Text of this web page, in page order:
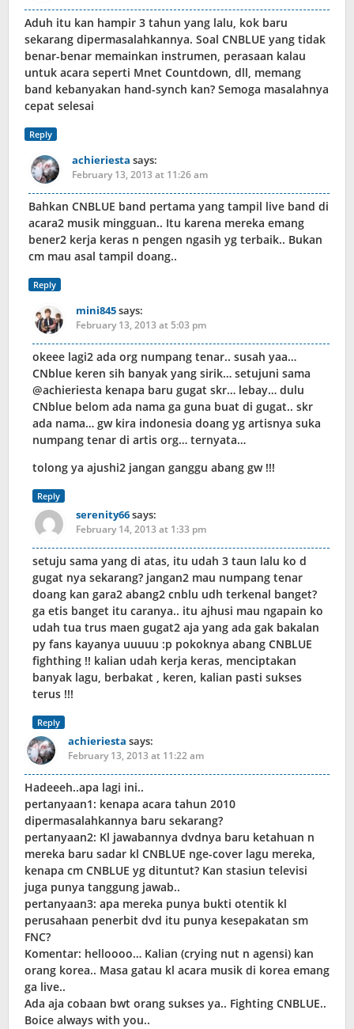
Aduh itu kan hampir 3 tahun yang lalu, kok baru
sekarang dipermasalahkannya. Soal CNBLUE yang tidak
benar-benar memainkan instrumen, perasaan kalau
untuk acara seperti Mnet Countdown, dll, memang
band kebanyakan hand-synch kan? Semoga masalahnya
cepat selesai
Reply
achieriesta says:
February 13, 2013 at 11:26 am
Bahkan CNBLUE band pertama yang tampil live band di
acara2 musik mingguan.. Itu karena mereka emang
bener2 kerja keras n pengen ngasih yg terbaik.. Bukan
cm mau asal tampil doang..
Reply
mini845says:
February 13, 2013 at 5:03 pm
okeee lagi2 ada org numpang tenar.. susah yaa…
CNblue keren sih banyak yang sirik… setujuni sama
@achieriesta kenapa baru gugat skr… lebay… dulu
CNblue belom ada nama ga guna buat di gugat.. skr
ada nama… gw kira indonesia doang yg artisnya suka
numpang tenar di artis org… ternyata…
tolong ya ajushi2 jangan ganggu abang gw !!!
Reply
serenity66says:
February 14, 2013 at 1:33 pm
setuju sama yang di atas, itu udah 3 taun lalu ko d
gugat nya sekarang? jangan2 mau numpang tenar
doang kan gara2 abang2 cnblu udh terkenal banget?
ga etis banget itu caranya.. itu ajhusi mau ngapain ko
udah tua trus maen gugat2 aja yang ada gak bakalan
py fans kayanya uuuuu :p pokoknya abang CNBLUE
fighthing !! kalian udah kerja keras, menciptakan
banyak lagu, berbakat , keren, kalian pasti sukses
terus !!!
Reply
achieriesta says:
February 13, 2013 at 11:22 am
Hadeeeh..apa lagi ini..
pertanyaan1: kenapa acara tahun 2010
dipermasalahkannya baru sekarang?
pertanyaan2: Kl jawabannya dvdnya baru ketahuan n
mereka baru sadar kl CNBLUE nge-cover lagu mereka,
kenapa cm CNBLUE yg dituntut? Kan stasiun televisi
juga punya tanggung jawab..
pertanyaan3: apa mereka punya bukti otentik kl
perusahaan penerbit dvd itu punya kesepakatan sm
FNC?
Komentar: helloooo… Kalian (crying nut n agensi) kan
orang korea.. Masa gatau kl acara musik di korea emang
ga live..
Ada aja cobaan bwt orang sukses ya.. Fighting CNBLUE..
Boice always with you..